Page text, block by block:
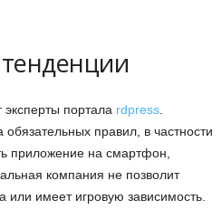
портала rdpress.
правил, в частности
приложение на смартфон,
компания не позволит
или имеет игровую зависимость.